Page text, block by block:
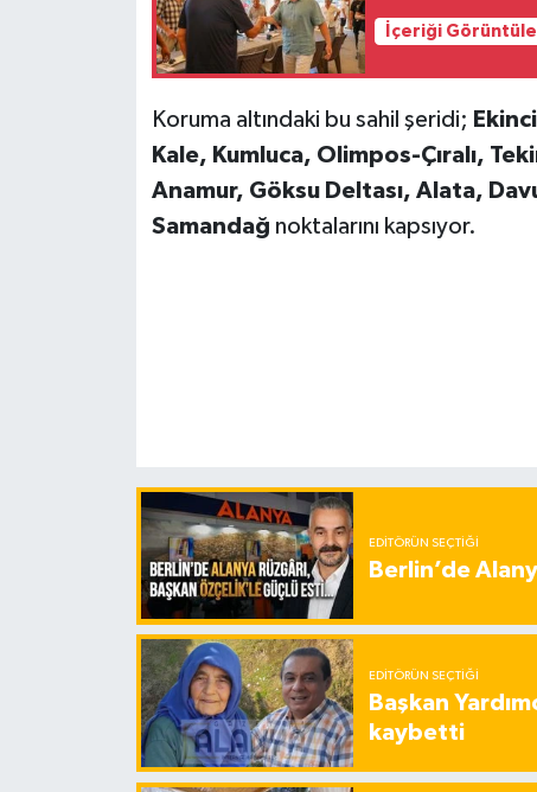
İçeriği Görüntüle
Koruma altındaki bu sahil şeridi;
Kale, Kumluca, Olimpos-Çıralı,
Anamur, Göksu Deltası, Alata,
Samandağ noktalarını kapsıyor.
EDITÖRÜN SEÇTIĞI
Berlin’de
EDITÖRÜN SEÇTIĞI
Başkan
kaybetti